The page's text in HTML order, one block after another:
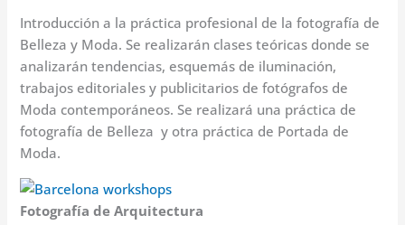
Introducción a la práctica profesional de la fotografía de
Belleza y Moda. Se realizarán clases teóricas donde se
analizarán tendencias, esquemás de iluminación,
trabajos editoriales y publicitarios de fotógrafos de
Moda contemporáneos. Se realizará una práctica de
fotografía de Belleza y otra práctica de Portada de
Moda.
Fotografía de Arquitectura